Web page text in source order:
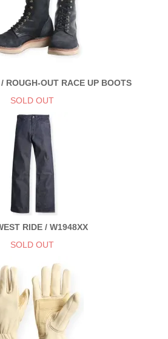
ROUGH-OUT RACE UP BOOTS
SOLD OUT
RIDE / W1948XX
SOLD OUT